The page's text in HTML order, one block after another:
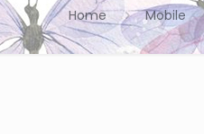
Home Mobile